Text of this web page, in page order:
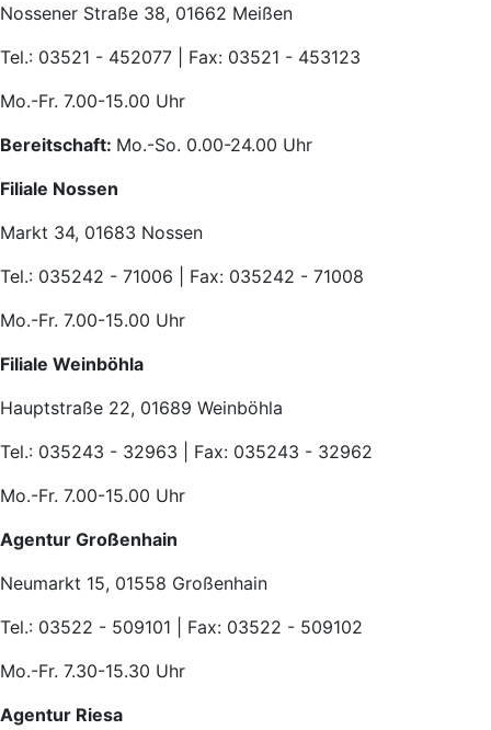
Nossener Straße 38, 01662 Meißen
Tel.: 03521 - 452077 | Fax: 03521 - 453123
Mo.-Fr. 7.00-15.00 Uhr
Bereitschaft: Mo.-So. 0.00-24.00 Uhr
Filiale Nossen
Markt 34, 01683 Nossen
Tel.: 035242 - 71006 | Fax: 035242 - 71008
Mo.-Fr. 7.00-15.00 Uhr
Filiale Weinböhla
Hauptstraße 22, 01689 Weinböhla
Tel.: 035243 - 32963 | Fax: 035243 - 32962
Mo.-Fr. 7.00-15.00 Uhr
Agentur Großenhain
Neumarkt 15, 01558 Großenhain
Tel.: 03522 - 509101 | Fax: 03522 - 509102
Mo.-Fr. 7.30-15.30 Uhr
Agentur Riesa